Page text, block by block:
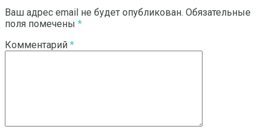
Ваш адрес email не будет опубликован. Обязательные
поля помечены *
Комментарий *